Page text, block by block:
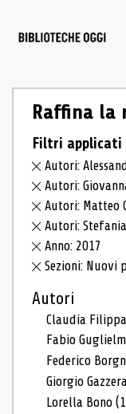
Raffina la
Filtri applicati
Autori:
Autori:
Autori: Matteo
Autori:
Anno: 2017
Sezioni: Nuovi
Autori
Claudia
Fabio
Federico
Giorgio
Lorella Bono